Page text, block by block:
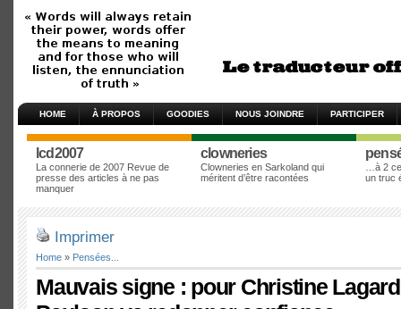
HOME À PROPOS GOODIES NOUS JOINDRE PARTICIPER
lcd2007
La connerie de 2007 Revue de
presse des articles à ne pas
manquer
clowneries
Clowneries en Sarkoland qui
méritent d’être racontées
…à 2
un truc
Imprimer
Home » Pensées...
Mauvais signe : pour Christine